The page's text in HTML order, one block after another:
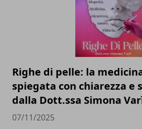
Righe di pelle: la
spiegata con chiarezza e
dalla Dott.ssa Simona
07/11/2025